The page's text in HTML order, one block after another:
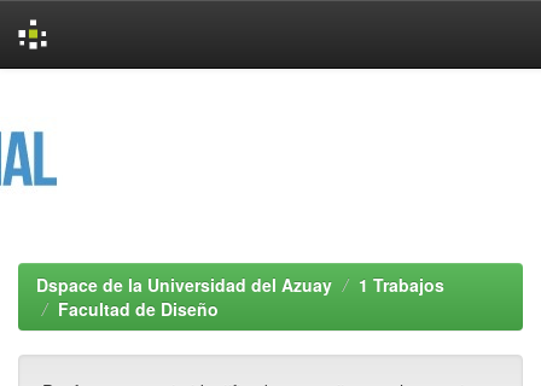
Dspace de la Universidad del Azuay
1 Trabajos
Facultad de Diseño